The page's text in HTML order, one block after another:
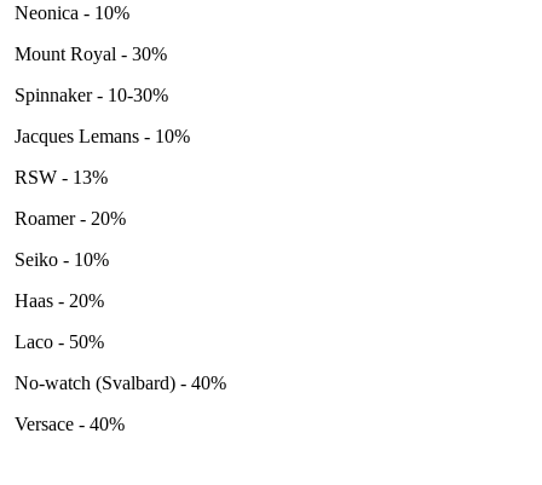
Neonica - 10%
Mount Royal - 30%
Spinnaker - 10-30%
Jacques Lemans - 10%
RSW - 13%
Roamer - 20%
Seiko - 10%
Haas - 20%
Laco - 50%
No-watch (Svalbard) - 40%
Versace - 40%